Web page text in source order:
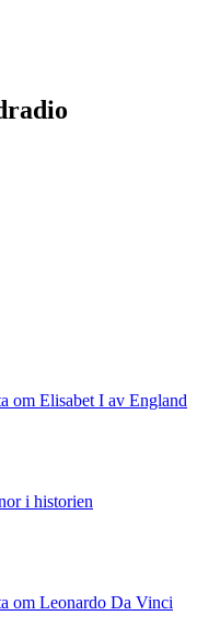
om Elisabet I av England
i historien
om Leonardo Da Vinci